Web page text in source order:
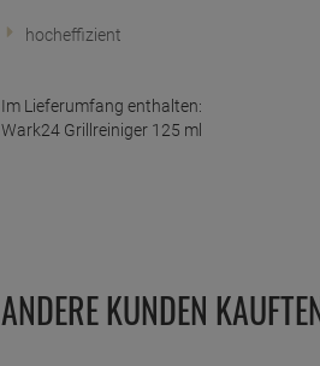
hocheffizient
Im Lieferumfang enthalten:
Wark24 Grillreiniger 125 ml
ANDERE KUNDEN